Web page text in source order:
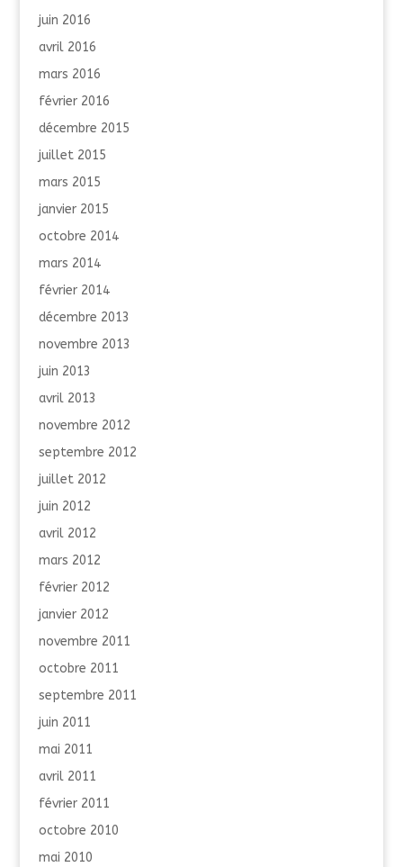
juin 2016
avril 2016
mars 2016
février 2016
décembre 2015
juillet 2015
mars 2015
janvier 2015
octobre 2014
mars 2014
février 2014
décembre 2013
novembre 2013
juin 2013
avril 2013
novembre 2012
septembre 2012
juillet 2012
juin 2012
avril 2012
mars 2012
février 2012
janvier 2012
novembre 2011
octobre 2011
septembre 2011
juin 2011
mai 2011
avril 2011
février 2011
octobre 2010
mai 2010